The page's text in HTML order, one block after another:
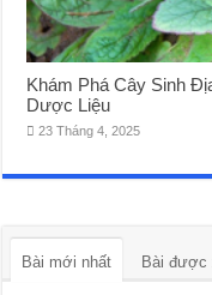
Khám Phá Cây Sinh
Dược Liệu
23 Tháng 4, 2025
Bài mới nhất Bài được